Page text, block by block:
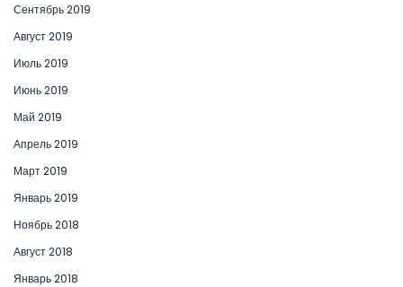
Сентябрь 2019
Август 2019
Июль 2019
Июнь 2019
Май 2019
Апрель 2019
Март 2019
Январь 2019
Ноябрь 2018
Август 2018
Январь 2018